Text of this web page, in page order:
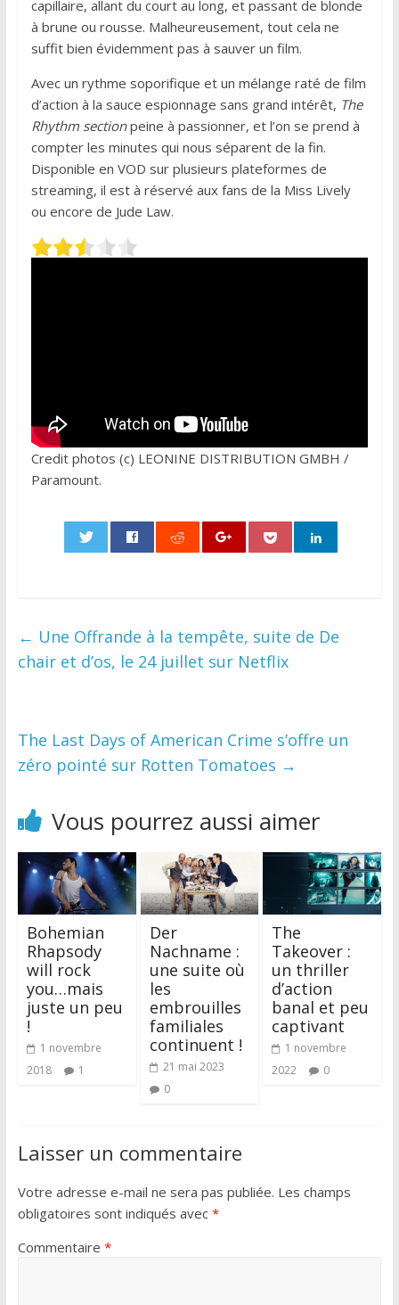
capillaire, allant du court au long, et passant de blonde
à brune ou rousse. Malheureusement, tout cela ne
suffit bien évidemment pas à sauver un film.
Avec un rythme soporifique et un mélange raté de film
d’action à la sauce espionnage sans grand intérêt, The
Rhythm sectionpeine à passionner, et l’on se prend à
compter les minutes qui nous séparent de la fin.
Disponible en VOD sur plusieurs plateformes de
streaming, il est à réservé aux fans de la Miss Lively
ou encore de Jude Law.
Credit photos (c) LEONINE DISTRIBUTION GMBH /
Paramount.
← Une Offrande à la tempête, suite de De
chair et d’os, le 24 juillet sur Netflix
The Last Days of American Crime s’offre un
zéro pointé sur Rotten Tomatoes →
Vous pourrez aussi aimer
Bohemian
Rhapsody
will rock
you…mais
juste un peu
!
1 novembre
2018
1
Der
Nachname :
une suite où
les
embrouilles
familiales
continuent !
21 mai 2023
0
The
Takeover :
un thriller
d’action
banal et peu
captivant
1 novembre
2022
0
Laisser un commentaire
Votre adresse e-mail ne sera pas publiée. Les champs
obligatoires sont indiqués avec *
Commentaire *